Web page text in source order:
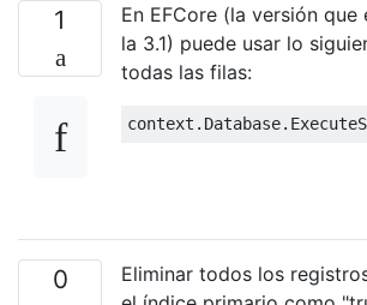
1
En EFCore (la versión
la 3.1) puede usar lo
todas las filas:
context . Database.
0
Eliminar todos los